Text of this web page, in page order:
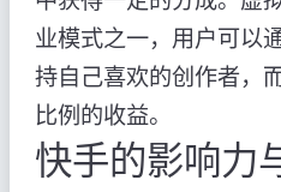
业模式之一，用户可以
持自己喜欢的创作者，
比例的收益。
快手的影响力